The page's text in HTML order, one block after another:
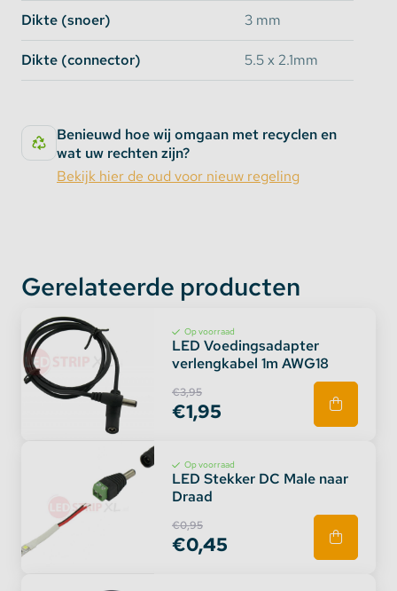
Dikte (snoer) 3 mm
Dikte (connector) 5.5 x 2.1mm
Benieuwd hoe wij omgaan met recyclen en
wat uw rechten zijn?
Bekijk hier de oud voor nieuw regeling
Gerelateerde producten
Op voorraad
LED Voedingsadapter
verlengkabel 1m AWG18
€3,95
€1,95
Op voorraad
LED Stekker DC Male naar
Draad
€0,95
€0,45